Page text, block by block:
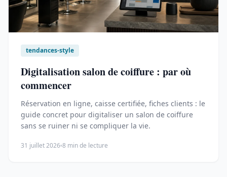
tendances-style
Digitalisation salon de coiffure : par où
commencer
Réservation en ligne, caisse certifiée, fiches clients : le
guide concret pour digitaliser un salon de coiffure
sans se ruiner ni se compliquer la vie.
31 juillet 2026 8 min de lecture